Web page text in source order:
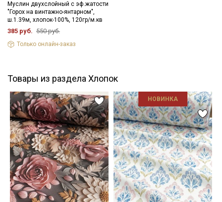
Муслин двухслойный с эф.жатости
"Горох на винтажно-янтарном",
ш.1.39м, хлопок-100%, 120гр/м.кв
385 руб. 550 руб.
Только онлайн-заказ
Товары из раздела Хлопок
НОВИНКА